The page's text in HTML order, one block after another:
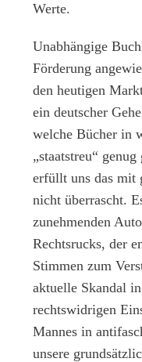
Werte.
Unabhängige
Förderung
den heutigen
ein deutscher
welche Bücher in
„staatstreu“
erfüllt uns das mit
nicht überrascht.
zunehmenden
Rechtsrucks, der
Stimmen zum
aktuelle Skandal
rechtswidrigen
Mannes in
unsere